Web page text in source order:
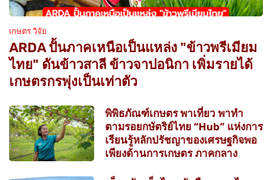
เกษตร วิจัย
ARDA ปั้นภาคเหนือเป็นแหล่ง "ข้าวพรีเมียม
ไทย" ดันข้าวสาลี ข้าวจาปอนิกา เพิ่มรายได้
เกษตรกรพุ่งเป็นเท่าตัว
พิพิธภัณฑ์เกษตร พาเที่ยว พาทำ
ตามรอยกษัตริย์ไทย “Hub” แห่งการ
เรียนรู้หลักปรัชญาของเศรษฐกิจพอ
เพียงด้านการเกษตร ภาคกลาง